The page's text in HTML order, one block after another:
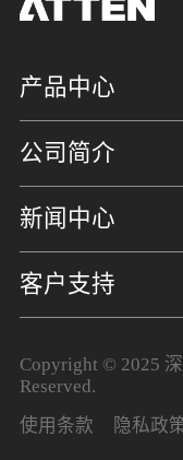
产品中心
公司简介
新闻中心
客户支持
Copyright © 2025
Reserved.
使用条款
隐私政